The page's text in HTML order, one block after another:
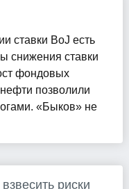
ставки BoJ есть
снижения ставки
фондовых
позволили
«Быков» не
риски